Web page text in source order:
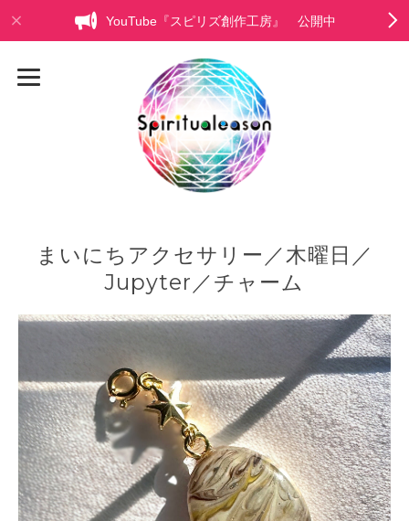
YouTube『スピリズ創作工房』 公開中
まいにちアクセサリー／木曜日／
Jupyter／チャーム